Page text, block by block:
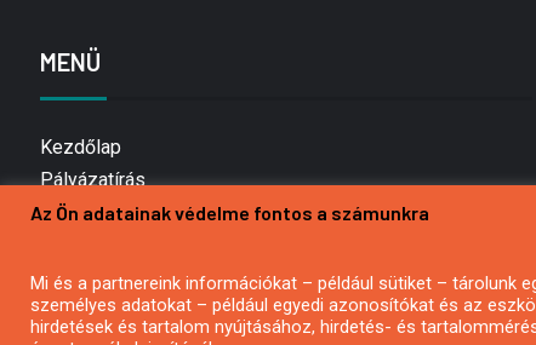
MENÜ
Kezdőlap
Pályázatírás
Bemutatkozás
Hírlevél feliratkozás
Impresszum
Az Ön adatainak védelme fontos a számunkra
Mi és a partnereink információkat – például sütiket – tárolunk
személyes adatokat – például egyedi azonosítókat és az
hirdetések és tartalom nyújtásához, hirdetés- és